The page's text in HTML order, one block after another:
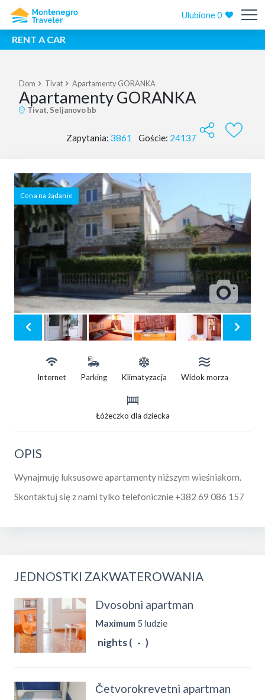
Ulubione0
RENT A CAR
Dom Tivat Apartamenty GORANKA
Apartamenty GORANKA
Tivat, Seljanovo bb
Zapytania: 3861 Goście: 24137
Cena na żądanie
Internet Parking Klimatyzacja Widok morza
Łóżeczko dla dziecka
OPIS
Wynajmuję luksusowe apartamenty niższym wieśniakom.
Skontaktuj się z nami tylko telefonicznie +382 69 086 157
JEDNOSTKI ZAKWATEROWANIA
Dvosobni apartman
Maximum 5 ludzie
nights ( - )
Četvorokrevetni apartman